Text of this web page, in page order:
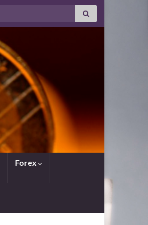
Forex